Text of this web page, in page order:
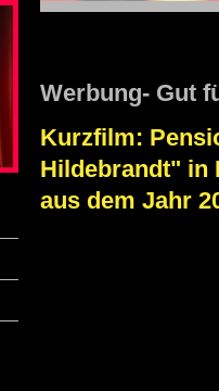
Werbung- Gut
Kurzfilm:
Hildebrandt" in
aus dem Jahr